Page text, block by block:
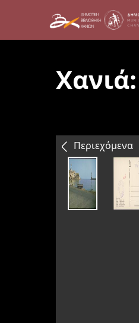
Περιεχόμενα